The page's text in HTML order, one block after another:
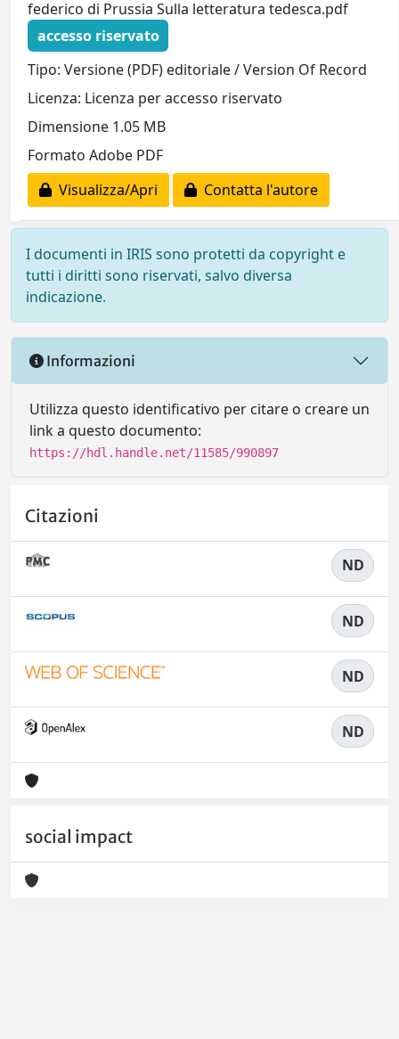
federico di Prussia Sulla letteratura tedesca.pdf
accesso riservato
Tipo: Versione (PDF) editoriale / Version Of Record
Licenza: Licenza per accesso riservato
Dimensione 1.05 MB
Formato Adobe PDF
Visualizza/Apri
Contatta l'autore
I documenti in IRIS sono protetti da copyright e
tutti i diritti sono riservati, salvo diversa
indicazione.
Informazioni
Utilizza questo identificativo per citare o creare un
link a questo documento:
https://hdl.handle.net/11585/990897
Citazioni
ND
ND
ND
ND
social impact